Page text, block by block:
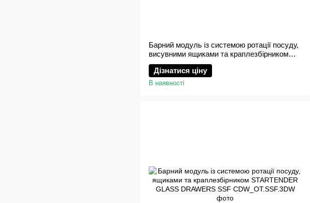
Барний модуль із системою ротації посуду,
висувними ящиками та краплезбірником
STARTENDER GLASS DRAW
Дізнатися ціну
В наявності